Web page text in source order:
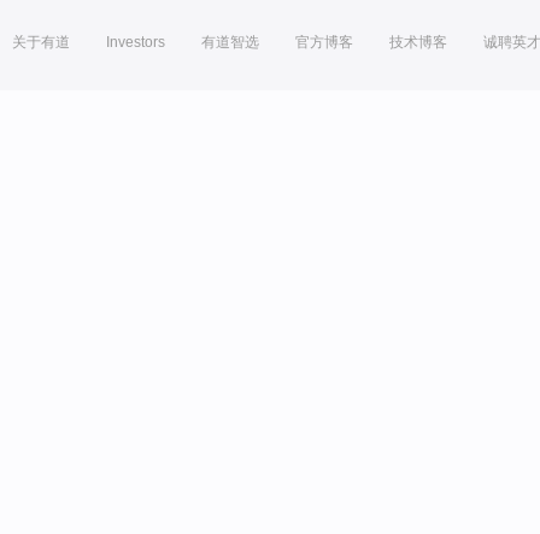
关于有道 Investors 有道智选 官方博客 技术博客 诚聘英才